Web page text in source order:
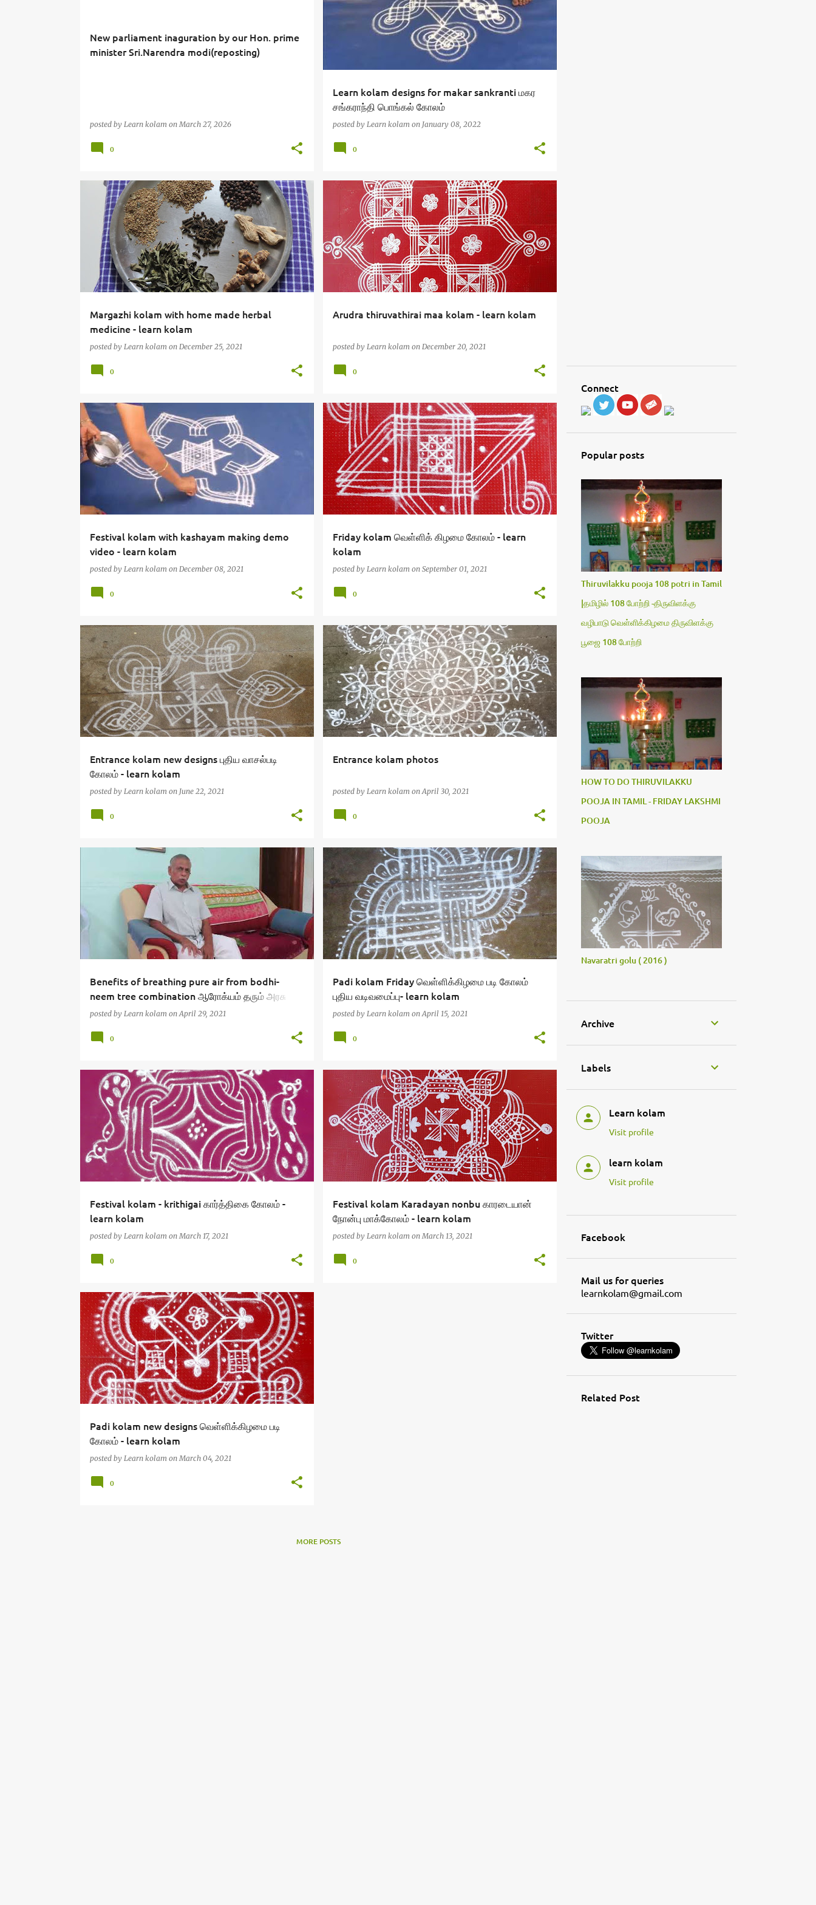
New parliament inaguration by our Hon. prime
minister Sri.Narendra modi(reposting)
posted by Learn kolam on March 27, 2026
0
Learn kolam designs for makar sankranti மகர
சங்கராந்தி பொங்கல் கோலம்
posted by Learn kolam on January 08, 2022
0
Margazhi kolam with home made herbal
medicine - learn kolam
posted by Learn kolam on December 25, 2021
0
Arudra thiruvathirai maa kolam - learn kolam
posted by Learn kolam on December 20, 2021
0
Festival kolam with kashayam making demo
video - learn kolam
posted by Learn kolam on December 08, 2021
0
Friday kolam வெள்ளிக் கிழமை கோலம் - learn
kolam
posted by Learn kolam on September 01, 2021
0
Entrance kolam new designs புதிய வாசல்படி
கோலம் - learn kolam
posted by Learn kolam on June 22, 2021
0
Entrance kolam photos
posted by Learn kolam on April 30, 2021
0
Benefits of breathing pure air from bodhi-
neem tree combination ஆரோக்யம் தரும் அரசு
வேப்பங் காற்று
posted by Learn kolam on April 29, 2021
0
Padi kolam Friday வெள்ளிக்கிழமை படி கோலம்
புதிய வடிவமைப்பு- learn kolam
posted by Learn kolam on April 15, 2021
0
Festival kolam - krithigai கார்த்திகை கோலம் -
learn kolam
posted by Learn kolam on March 17, 2021
0
Festival kolam Karadayan nonbu காரடையான்
நோன்பு மாக்கோலம் - learn kolam
posted by Learn kolam on March 13, 2021
0
Padi kolam new designs வெள்ளிக்கிழமை படி
கோலம் - learn kolam
posted by Learn kolam on March 04, 2021
0
MORE POSTS
Connect
Popular posts
Thiruvilakku pooja 108 potri in Tamil
|தமிழில் 108 போற்றி -திருவிளக்கு
வழிபாடு வெள்ளிக்கிழமை திருவிளக்கு
பூஜை 108 போற்றி
HOW TO DO THIRUVILAKKU
POOJA IN TAMIL - FRIDAY LAKSHMI
POOJA
Navaratri golu ( 2016 )
Archive
Labels
Learn kolam
Visit profile
learn kolam
Visit profile
Facebook
Mail us for queries
learnkolam@gmail.com
Twitter
Related Post